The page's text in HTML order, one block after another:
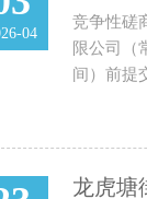
04
竞争性磋
限公司（
间）前提
龙虎塘